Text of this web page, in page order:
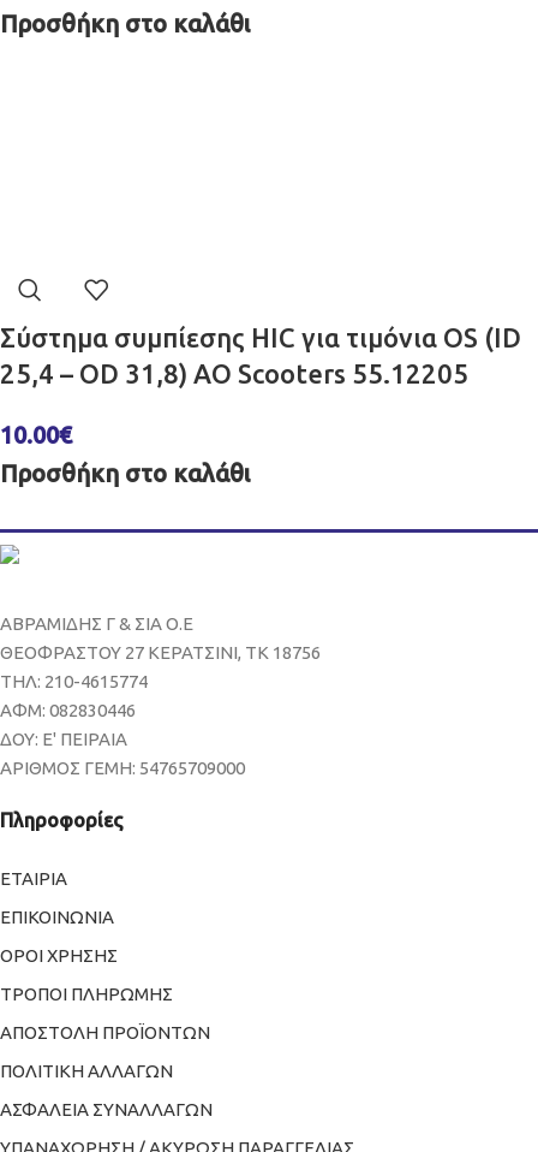
Προσθήκη στο καλάθι
Σύστημα συμπίεσης HIC για τιμόνια OS (ID
25,4 – OD 31,8) AO Scooters 55.12205
10.00€
Προσθήκη στο καλάθι
ΑΒΡΑΜΙΔΗΣ Γ & ΣΙΑ Ο.Ε
ΘΕΟΦΡΑΣΤΟΥ 27 ΚΕΡΑΤΣΙΝΙ, ΤΚ 18756
ΤΗΛ: 210-4615774
ΑΦΜ: 082830446
ΔΟΥ: Ε' ΠΕΙΡΑΙΑ
ΑΡΙΘΜΟΣ ΓΕΜΗ: 54765709000
Πληροφορίες
ΕΤΑΙΡΙΑ
ΕΠΙΚΟΙΝΩΝΙΑ
ΟΡΟΙ ΧΡΗΣΗΣ
ΤΡΟΠΟΙ ΠΛΗΡΩΜΗΣ
ΑΠΟΣΤΟΛΗ ΠΡΟΪΟΝΤΩΝ
ΠΟΛΙΤΙΚΗ ΑΛΛΑΓΩΝ
ΑΣΦΑΛΕΙΑ ΣΥΝΑΛΛΑΓΩΝ
ΥΠΑΝΑΧΩΡΗΣΗ / ΑΚΥΡΩΣΗ ΠΑΡΑΓΓΕΛΙΑΣ